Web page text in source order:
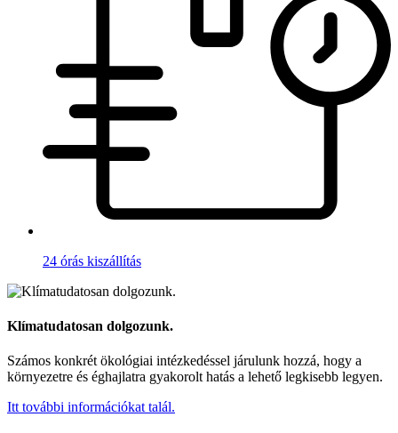
24 órás kiszállítás
Klímatudatosan dolgozunk.
Számos konkrét ökológiai intézkedéssel járulunk hozzá, hogy a
környezetre és éghajlatra gyakorolt hatás a lehető legkisebb legyen.
Itt további információkat talál.